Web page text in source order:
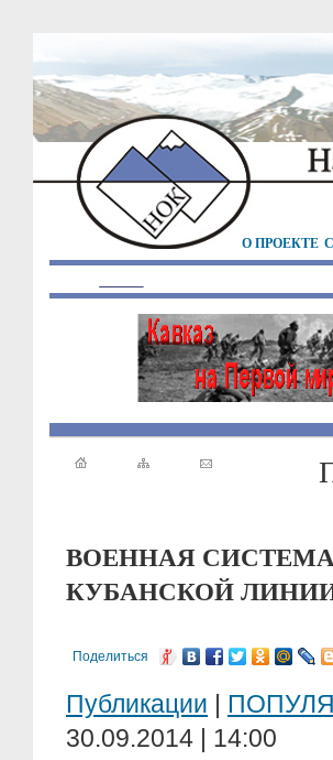
О ПРОЕКТЕ
ВОЕННАЯ СИСТЕМА
КУБАНСКОЙ ЛИНИИ
Поделиться
Публикации |
30.09.2014 | 14:00